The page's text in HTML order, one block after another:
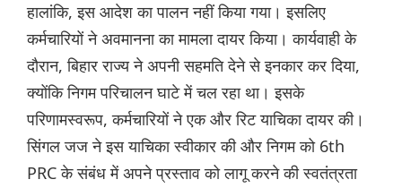
हालांकि, इस आदेश का पालन नहीं किया गया। इसलिए
कर्मचारियों ने अवमानना ​​का मामला दायर किया। कार्यवाही के
दौरान, बिहार राज्य ने अपनी सहमति देने से इनकार कर दिया,
क्योंकि निगम परिचालन घाटे में चल रहा था। इसके
परिणामस्वरूप, कर्मचारियों ने एक और रिट याचिका दायर की।
सिंगल जज ने इस याचिका स्वीकार की और निगम को 6th
PRC के संबंध में अपने प्रस्ताव को लागू करने की स्वतंत्रता